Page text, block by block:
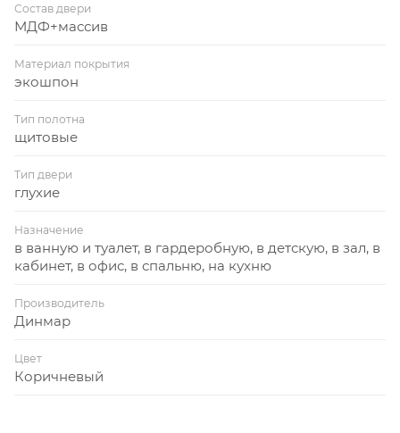
Состав двери
МДФ+массив
Материал покрытия
экошпон
Тип полотна
щитовые
Тип двери
глухие
Назначение
в ванную и туалет, в гардеробную, в детскую, в зал, в
кабинет, в офис, в спальню, на кухню
Производитель
Динмар
Цвет
Коричневый